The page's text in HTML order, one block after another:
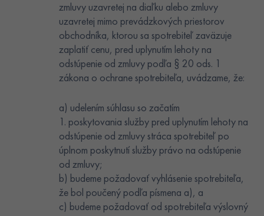
zmluvy uzavretej na diaľku alebo zmluvy
uzavretej mimo prevádzkových priestorov
obchodníka, ktorou sa spotrebiteľ zaväzuje
zaplatiť cenu, pred uplynutím lehoty na
odstúpenie od zmluvy podľa § 20 ods. 1
zákona o ochrane spotrebiteľa, uvádzame, že:
a) udelením súhlasu so začatím
1. poskytovania služby pred uplynutím lehoty na
odstúpenie od zmluvy stráca spotrebiteľ po
úplnom poskytnutí služby právo na odstúpenie
od zmluvy;
b) budeme požadovať vyhlásenie spotrebiteľa,
že bol poučený podľa písmena a), a
c) budeme požadovať od spotrebiteľa výslovný